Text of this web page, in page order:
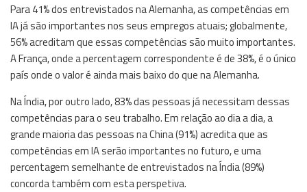
Para 41% dos entrevistados na Alemanha, as competências em
IA já são importantes nos seus empregos atuais; globalmente,
56% acreditam que essas competências são muito importantes.
A França, onde a percentagem correspondente é de 38%, é o único
país onde o valor é ainda mais baixo do que na Alemanha.
Na Índia, por outro lado, 83% das pessoas já necessitam dessas
competências para o seu trabalho. Em relação ao dia a dia, a
grande maioria das pessoas na China (91%) acredita que as
competências em IA serão importantes no futuro, e uma
percentagem semelhante de entrevistados na Índia (89%)
concorda também com esta perspetiva.